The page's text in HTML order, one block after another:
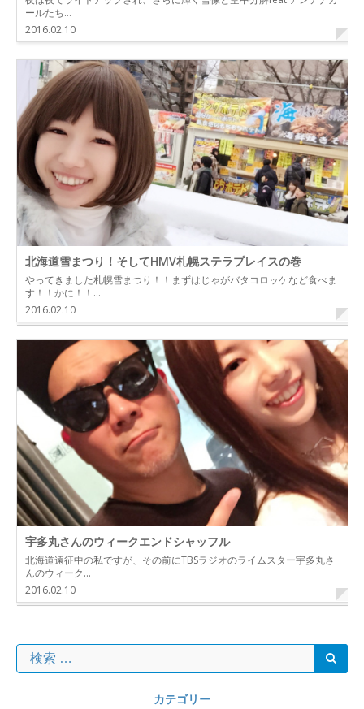
ールたち…
2016.02.10
北海道雪まつり！そしてHMV札幌ステラプレイスの巻
やってきました札幌雪まつり！！まずはじゃがバタコロッケなど食べま
す！！かに！！…
2016.02.10
宇多丸さんのウィークエンドシャッフル
北海道遠征中の私ですが、その前にTBSラジオのライムスター宇多丸さ
んのウィーク…
2016.02.10
カテゴリー